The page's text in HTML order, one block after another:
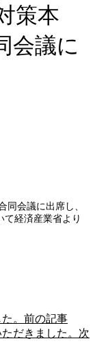
策本
会議に
同会議に出席し、
て経済産業省より
。 前の記事
だきました。 次